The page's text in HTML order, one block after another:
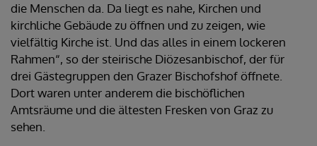
die Menschen da. Da liegt es nahe, Kirchen und
kirchliche Gebäude zu öffnen und zu zeigen, wie
vielfältig Kirche ist. Und das alles in einem lockeren
Rahmen“, so der steirische Diözesanbischof, der für
drei Gästegruppen den Grazer Bischofshof öffnete.
Dort waren unter anderem die bischöflichen
Amtsräume und die ältesten Fresken von Graz zu
sehen.